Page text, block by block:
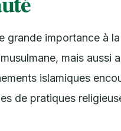
grande importance à
mais aussi
islamiques
de pratiques